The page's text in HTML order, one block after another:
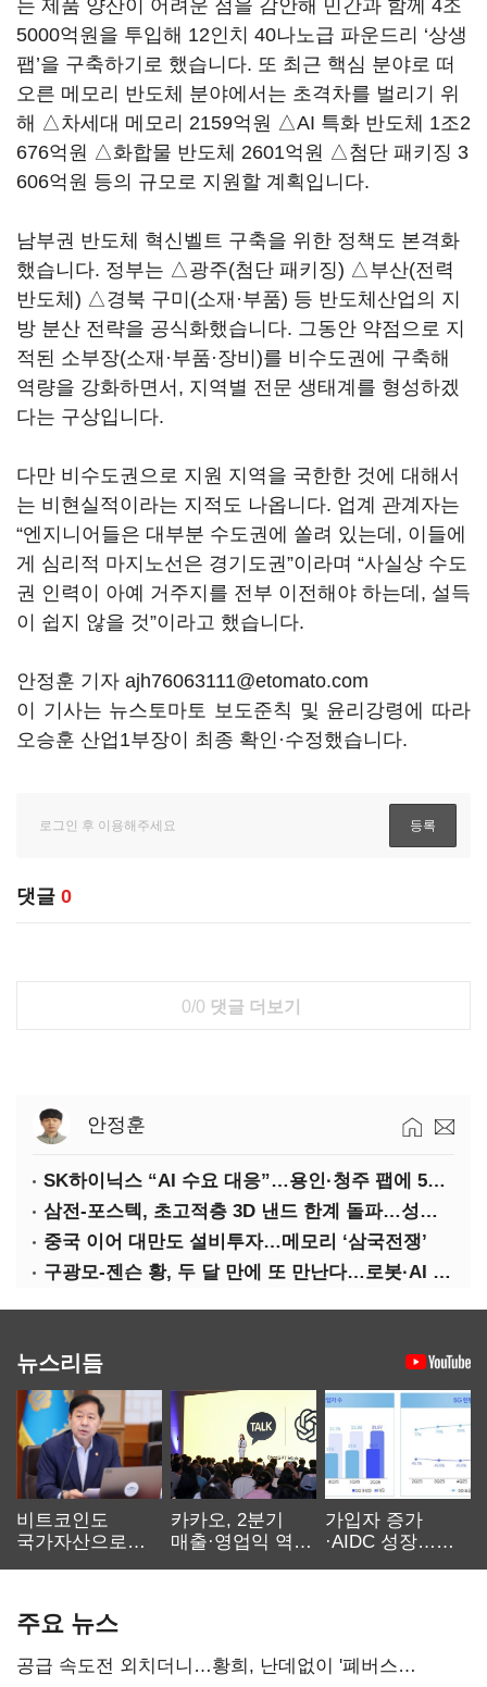
는 제품 양산이 어려운 점을 감안해 민간과 함께 4조
5000억원을 투입해 12인치 40나노급 파운드리 ‘상생
팹’을 구축하기로 했습니다. 또 최근 핵심 분야로 떠
오른 메모리 반도체 분야에서는 초격차를 벌리기 위
해 △차세대 메모리 2159억원 △AI 특화 반도체 1조2
676억원 △화합물 반도체 2601억원 △첨단 패키징 3
606억원 등의 규모로 지원할 계획입니다.
남부권 반도체 혁신벨트 구축을 위한 정책도 본격화
했습니다. 정부는 △광주(첨단 패키징) △부산(전력
반도체) △경북 구미(소재·부품) 등 반도체산업의 지
방 분산 전략을 공식화했습니다. 그동안 약점으로 지
적된 소부장(소재·부품·장비)를 비수도권에 구축해
역량을 강화하면서, 지역별 전문 생태계를 형성하겠
다는 구상입니다.
다만 비수도권으로 지원 지역을 국한한 것에 대해서
는 비현실적이라는 지적도 나옵니다. 업계 관계자는
“엔지니어들은 대부분 수도권에 쏠려 있는데, 이들에
게 심리적 마지노선은 경기도권”이라며 “사실상 수도
권 인력이 아예 거주지를 전부 이전해야 하는데, 설득
이 쉽지 않을 것”이라고 했습니다.
안정훈 기자 ajh76063111@etomato.com
이 기사는 뉴스토마토 보도준칙 및 윤리강령에 따라
오승훈 산업1부장이 최종 확인·수정했습니다.
댓글 0
0/0 댓글 더보기
안정훈
SK하이닉스 “AI 수요 대응”…용인·청주 팹에 54조 투자
삼전-포스텍, 초고적층 3D 낸드 한계 돌파…성능·전력효율 개선
중국 이어 대만도 설비투자…메모리 ‘삼국전쟁’
구광모-젠슨 황, 두 달 만에 또 만난다…로봇·AI 등 논의
뉴스리듬
비트코인도
국가자산으로…'
카카오, 2분기
매출·영업익 역대
가입자 증가
·AIDC 성장…
주요 뉴스
공급 속도전 외치더니…황희, 난데없이 '폐버스